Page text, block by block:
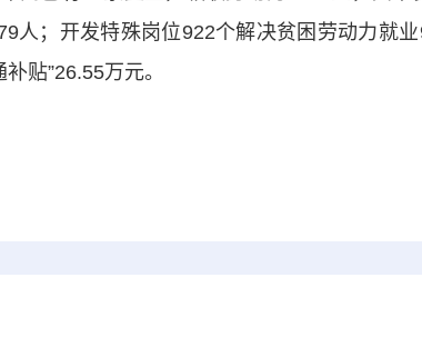
人；开发特殊岗位922个解决贫困劳动力就
贴”26.55万元。